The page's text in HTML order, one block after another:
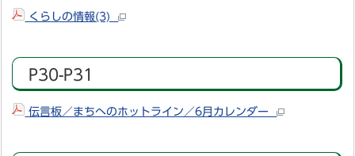
くらしの情報(3)
P30-P31
伝言板／まちへのホットライン／6月カレンダー